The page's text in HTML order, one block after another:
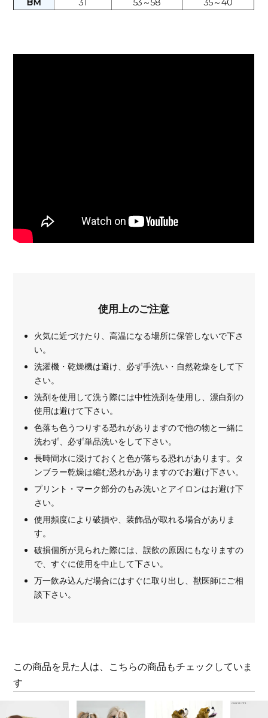
BM 31 53～58 35～40
使用上のご注意
火気に近づけたり、高温になる場所に保管しないで下さ
い。
洗濯機・乾燥機は避け、必ず手洗い・自然乾燥をして下
さい。
洗剤を使用して洗う際には中性洗剤を使用し、漂白剤の
使用は避けて下さい。
色落ち色うつりする恐れがありますので他の物と一緒に
洗わず、必ず単品洗いをして下さい。
長時間水に浸けておくと色が落ちる恐れがあります。タ
ンブラー乾燥は縮む恐れがありますのでお避け下さい。
プリント・マーク部分のもみ洗いとアイロンはお避け下
さい。
使用頻度により破損や、装飾品が取れる場合がありま
す。
破損個所が見られた際には、誤飲の原因にもなりますの
で、すぐに使用を中止して下さい。
万一飲み込んだ場合にはすぐに取り出し、獣医師にご相
談下さい。
この商品を見た人は、こちらの商品もチェックしていま
す